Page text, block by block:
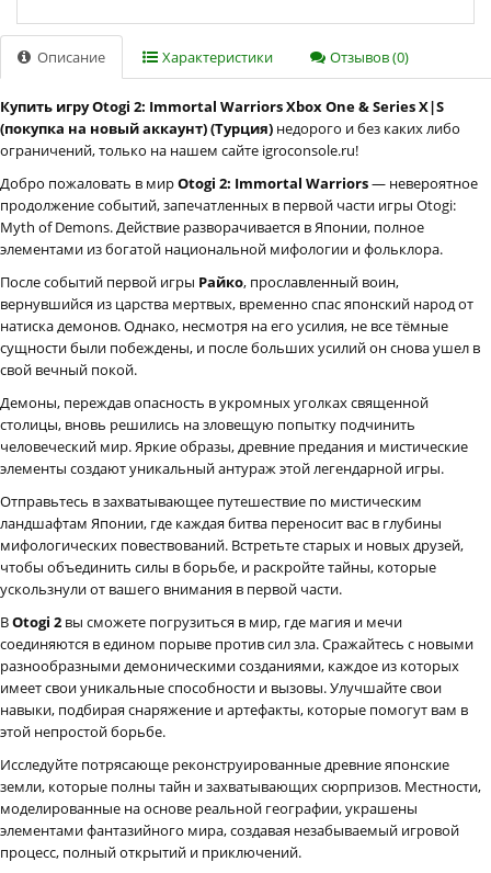
Описание Характеристики Отзывов (0)
Купить игру Otogi 2: Immortal Warriors Xbox One & Series X|S
(покупка на новый аккаунт) (Турция) недорого и без каких либо
ограничений, только на нашем сайте igroconsole.ru!
Добро пожаловать в мирOtogi 2: Immortal Warriors— невероятное
продолжение событий, запечатленных в первой части игры Otogi:
Myth of Demons. Действие разворачивается в Японии, полное
элементами из богатой национальной мифологии и фольклора.
После событий первой игры Райко, прославленный воин,
вернувшийся из царства мертвых, временно спас японский народ от
натиска демонов. Однако, несмотря на его усилия, не все тёмные
сущности были побеждены, и после больших усилий он снова ушел в
свой вечный покой.
Демоны, переждав опасность в укромных уголках священной
столицы, вновь решились на зловещую попытку подчинить
человеческий мир. Яркие образы, древние предания и мистические
элементы создают уникальный антураж этой легендарной игры.
Отправьтесь в захватывающее путешествие по мистическим
ландшафтам Японии, где каждая битва переносит вас в глубины
мифологических повествований. Встретьте старых и новых друзей,
чтобы объединить силы в борьбе, и раскройте тайны, которые
ускользнули от вашего внимания в первой части.
ВOtogi 2 вы сможете погрузиться в мир, где магия и мечи
соединяются в едином порыве против сил зла. Сражайтесь с новыми
разнообразными демоническими созданиями, каждое из которых
имеет свои уникальные способности и вызовы. Улучшайте свои
навыки, подбирая снаряжение и артефакты, которые помогут вам в
этой непростой борьбе.
Исследуйте потрясающе реконструированные древние японские
земли, которые полны тайн и захватывающих сюрпризов. Местности,
моделированные на основе реальной географии, украшены
элементами фантазийного мира, создавая незабываемый игровой
процесс, полный открытий и приключений.